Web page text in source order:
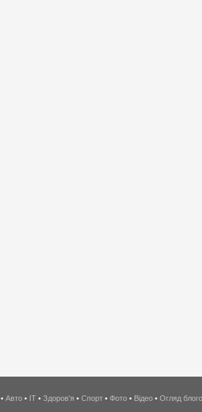
• Авто • IT • Здоров'я • Спорт • Фото • Відео • Огляд